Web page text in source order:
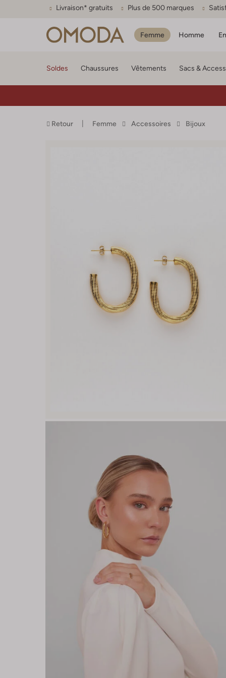
Livraison* gratuits Plus de 500 marques
Femme Homme
Soldes Chaussures Vêtements Sacs &
Retour Femme Accessoires Bijoux